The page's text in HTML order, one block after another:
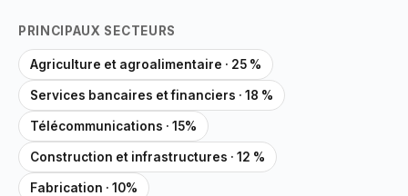
PRINCIPAUX SECTEURS
Agriculture et agroalimentaire · 25 %
Services bancaires et financiers · 18 %
Télécommunications · 15%
Construction et infrastructures · 12 %
Fabrication · 10%